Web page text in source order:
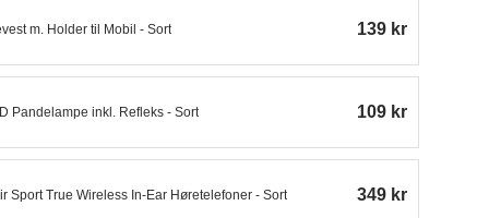
m. Holder til Mobil - Sort 139 kr
Pandelampe inkl. Refleks - Sort 109 kr
Sport True Wireless In-Ear Høretelefoner - Sort 349 kr